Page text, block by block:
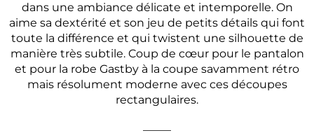
dans une ambiance délicate et intemporelle. On
aime sa dextérité et son jeu de petits détails qui font
toute la différence et qui twistent une silhouette de
manière très subtile. Coup de cœur pour le pantalon
et pour la robe Gastby à la coupe savamment rétro
mais résolument moderne avec ces découpes
rectangulaires.